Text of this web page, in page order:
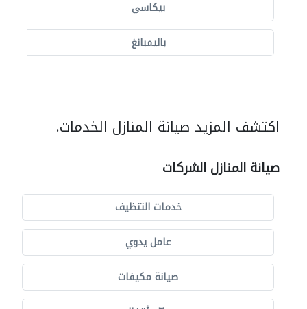
بيكاسي
باليمبانغ
اكتشف المزيد صيانة المنازل الخدمات.
صيانة المنازل الشركات
خدمات التنظيف
عامل يدوي
صيانة مكيفات